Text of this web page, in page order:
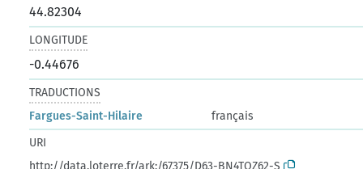
44.82304
LONGITUDE
-0.44676
TRADUCTIONS
Fargues-Saint-Hilaire
français
URI
http://data.loterre.fr/ark:/67375/D63-BN4TQZ62-S